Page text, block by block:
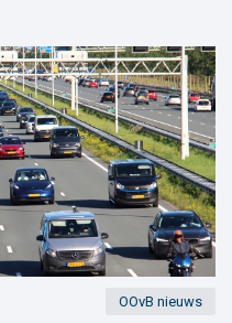
OOvB nieuws